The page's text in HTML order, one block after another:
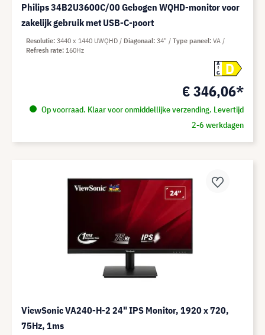
Philips 34B2U3600C/00 Gebogen WQHD-monitor voor
zakelijk gebruik met USB-C-poort
A
G
D
€ 346,06*
Op voorraad. Klaar voor onmiddellijke verzending. Levertijd
2-6 werkdagen
Resolutie 3440 x 1440 UWQHD Diagonaal 34" Type paneel VA
Refresh rate 160Hz
ViewSonic VA240-H-2 24" IPS Monitor, 1920 x 720,
75Hz, 1ms